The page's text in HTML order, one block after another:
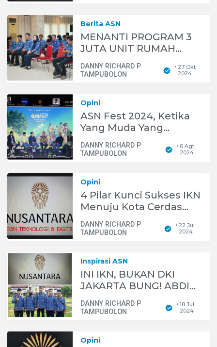
Berita ASN
MENANTI PROGRAM 3
JUTA UNIT RUMAH
BARU, AKANKAH
BERDAMPAK POSITIF
DANNY RICHARD P
TAMPUBOLON
• 27 Okt
2024
Opini
ASN Fest 2024, Ketika
Yang Muda Yang
Berkarya Bagi IKN
Nusantara
DANNY RICHARD P
TAMPUBOLON
• 6 Agt
2024
Opini
4 Pilar Kunci Sukses IKN
Menuju Kota Cerdas
Dengan Teknologi
Digital Tinggi
DANNY RICHARD P
TAMPUBOLON
• 22 Jul
2024
Inspirasi ASN
INI IKN, BUKAN DKI
JAKARTA BUNG! ABDI
NEGARA WAJIB SMART
TALENTA ADAPTIF
DANNY RICHARD P
TAMPUBOLON
• 18 Jul
2024
Opini